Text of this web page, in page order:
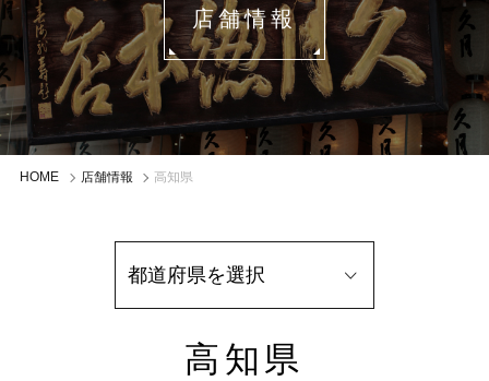
店舗情報
HOME 店舗情報 高知県
高知県